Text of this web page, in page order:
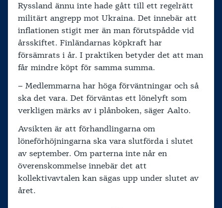
Ryssland ännu inte hade gått till ett regelrätt
militärt angrepp mot Ukraina. Det innebär att
inflationen stigit mer än man förutspådde vid
årsskiftet. Finländarnas köpkraft har
försämrats i år. I praktiken betyder det att man
får mindre köpt för samma summa.
– Medlemmarna har höga förväntningar och så
ska det vara. Det förväntas ett lönelyft som
verkligen märks av i plånboken, säger Aalto.
Avsikten är att förhandlingarna om
löneförhöjningarna ska vara slutförda i slutet
av september. Om parterna inte når en
överenskommelse innebär det att
kollektivavtalen kan sägas upp under slutet av
året.